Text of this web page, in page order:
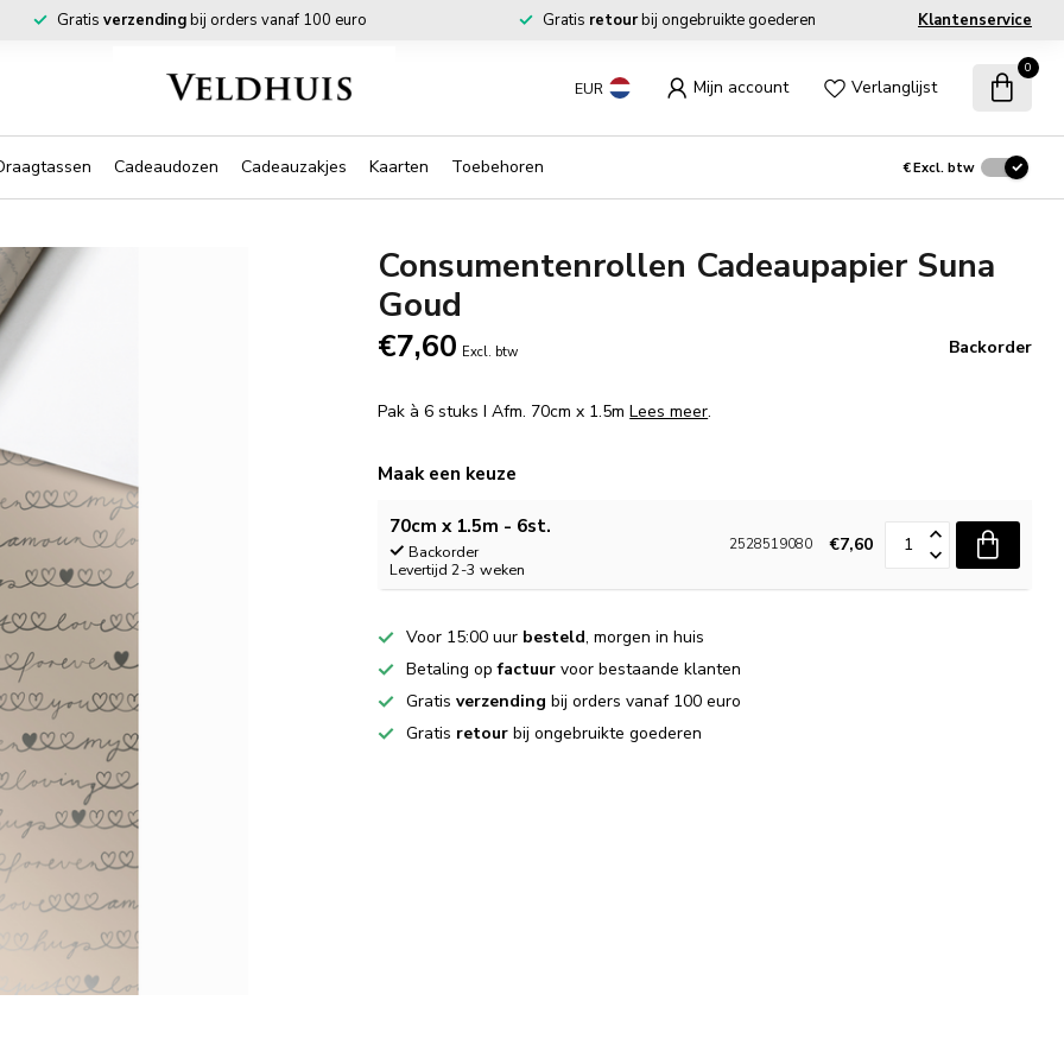
Gratis verzendingbij orders vanaf 100 euro Gratis retourbij ongebruikte goederen Klantenservice
EUR Mijn account Verlanglijst
0
Cadeaudozen Cadeauzakjes Kaarten Toebehoren €Excl. btw
Consumentenrollen Cadeaupapier Suna
Goud
€7,60 Excl. btw Backorder
Pak à 6 stuks I Afm. 70cm x 1.5mLees meer.
Maak een keuze
70cm x 1.5m - 6st.
Backorder
Levertijd 2-3 weken
2528519080 €7,60
Voor 15:00 uur besteld, morgen in huis
Betaling opfactuur voor bestaande klanten
Gratisverzending bij orders vanaf 100 euro
Gratis retour bij ongebruikte goederen